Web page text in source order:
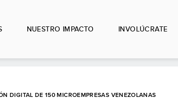
NUESTRO IMPACTO INVOLÚCRATE
DIGITAL DE 150 MICROEMPRESAS VENEZOLANAS